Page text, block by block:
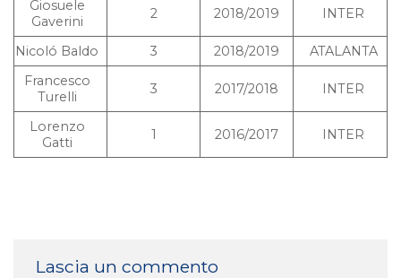
Giosuele
Gaverini
2 2018/2019 INTER
Nicoló Baldo 3 2018/2019
ATALANTA
Francesco
Turelli
3 2017/2018 INTER
Lorenzo
Gatti
1 2016/2017 INTER
Lascia un commento